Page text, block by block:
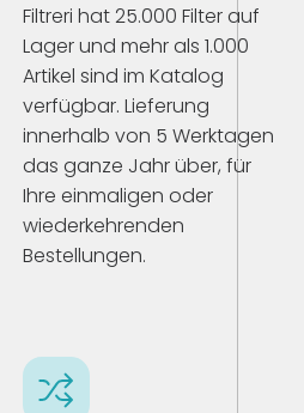
Filtreri hat 25.000 Filter auf
Lager und mehr als 1.000
Artikel sind im Katalog
verfügbar. Lieferung
innerhalb von 5 Werktagen
das ganze Jahr über, für
Ihre einmaligen oder
wiederkehrenden
Bestellungen.